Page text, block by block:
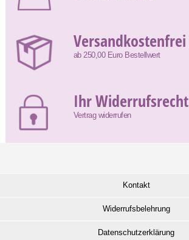
Versandkostenfrei
ab 250,00 Euro Bestellwert
Ihr Widerrufsrecht
Vertrag widerrufen
Kontakt
Widerrufsbelehrung
Datenschutzerklärung